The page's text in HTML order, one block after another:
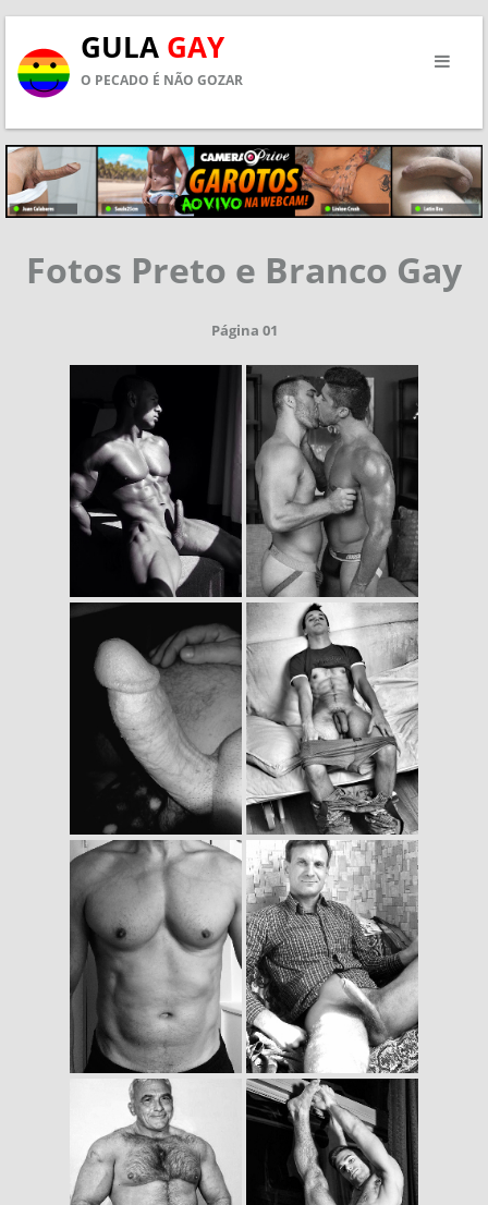
GULA GAY
O PECADO É NÃO GOZAR
Fotos Preto e Branco Gay
Página 01